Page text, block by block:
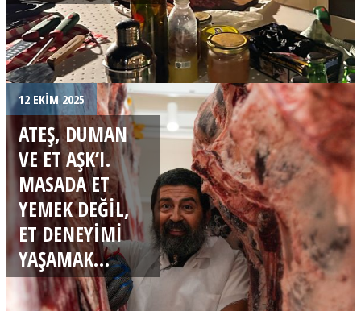
12 EKIM 2025
ATEŞ, DUMAN
VE ET AŞK’I.
MASADA ET
YEMEK DEĞIL,
ET DENEYIMI
YAŞAMAK…